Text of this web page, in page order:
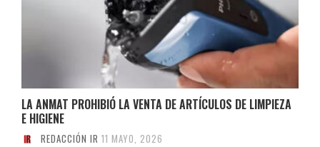
LA ANMAT PROHIBIÓ LA VENTA DE ARTÍCULOS DE LIMPIEZA
E HIGIENE
REDACCIÓN IR 11 MAYO, 2026